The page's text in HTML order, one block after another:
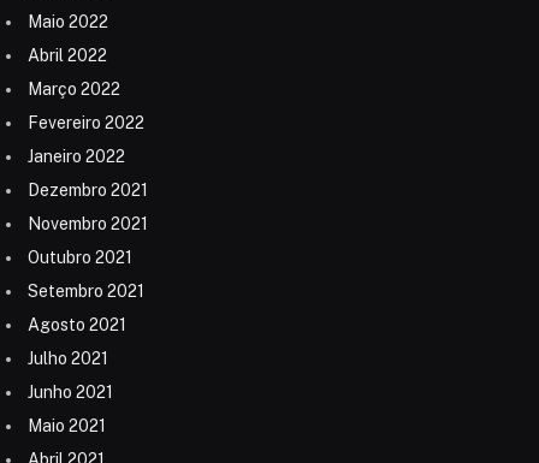
Maio 2022
Abril 2022
Março 2022
Fevereiro 2022
Janeiro 2022
Dezembro 2021
Novembro 2021
Outubro 2021
Setembro 2021
Agosto 2021
Julho 2021
Junho 2021
Maio 2021